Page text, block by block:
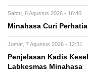
Sabtu, 8 Agustus 2026 - 16:40
Minahasa Curi
Jumat, 7 Agustus 2026 - 12:31
Penjelasan Kadis
Labkesmas Minahasa